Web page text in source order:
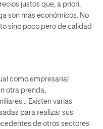
justos que, a priori,
son más económicos. No
sino poco pero de calidad
como empresarial
otra prenda,
Existen varias
para realizar sus
de otros sectores